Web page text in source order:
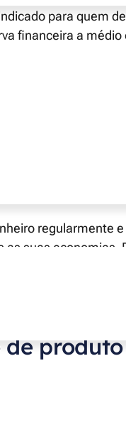
para quem
financeira a médio
regularmente
suas economias.
e a garantir
de produto